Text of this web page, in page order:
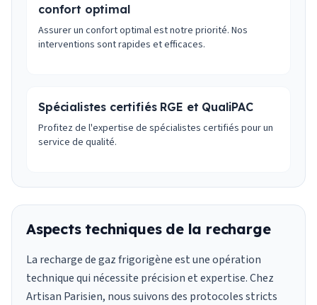
confort optimal
Assurer un confort optimal est notre priorité. Nos
interventions sont rapides et efficaces.
Spécialistes certifiés RGE et QualiPAC
Profitez de l'expertise de spécialistes certifiés pour un
service de qualité.
Aspects techniques de la recharge
La recharge de gaz frigorigène est une opération
technique qui nécessite précision et expertise. Chez
Artisan Parisien, nous suivons des protocoles stricts